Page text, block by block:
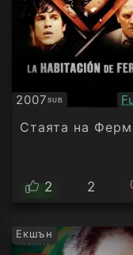
2007SUB
Субтитри
Стаята на
2 2
Екшън